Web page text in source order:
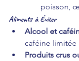
poisson,
Aliments à Éviter
Alcool et
caféine limitée
Produits crus